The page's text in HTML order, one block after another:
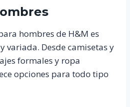
hombres de H&M es
variada. Desde camisetas y
formales y ropa
opciones para todo tipo